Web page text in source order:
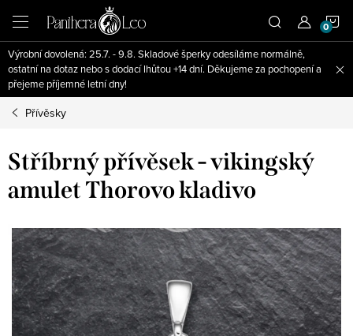
obsah
Výrobní dovolená: 25.7. - 9.8. Skladové šperky odesíláme normálně,
ostatní na dotaz nebo s dodací lhůtou +14 dní. Děkujeme za pochopení a
přejeme příjemné letní dny!
Přívěsky
Stříbrný přívěsek - vikingský
amulet Thorovo kladivo